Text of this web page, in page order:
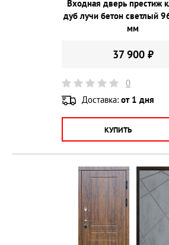
Входная дверь престиж
дуб лучи бетон светлый
мм
37 900 ₽
0
Доставка: от 1 дня
КУПИТЬ